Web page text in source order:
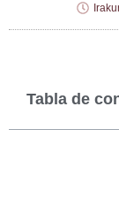
Tabla de